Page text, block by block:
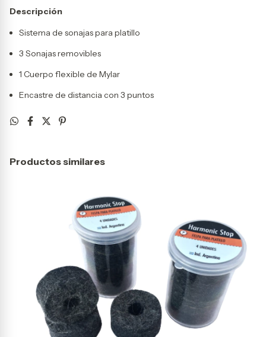
Descripción
Sistema de sonajas para platillo
3 Sonajas removibles
1 Cuerpo flexible de Mylar
Encastre de distancia con 3 puntos
Productos similares